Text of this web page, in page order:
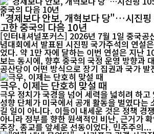
"경제보다 안보, 개혁보다 당"…시진핑
고한 중국의 다음 10년
[인터내셔널포커스] 2026년 7월 1일 중국공
념대회에서 발표된 시진핑 국가주석의 연설
었다. 약 1만 자에 달하는 이번 연설은 지난
보는 동시에, 향후 중국의 국정 운영 방향과
공산당이 어떤 방식으로 장기 집권과 국가 발
극우, 이제는 단호히 맞설 때
극우 정치가 국경을 넘어 세력을 넓히려 하
성향 단체가 미국에서 공개 활동을 벌였다는
길 일이 아니다. 이들이 내세운 것은 정책 경
아니라 정부를 향한 원색적인 비난, 근거가
주장, 종교를 앞세운 선동이었다. 민주주의...